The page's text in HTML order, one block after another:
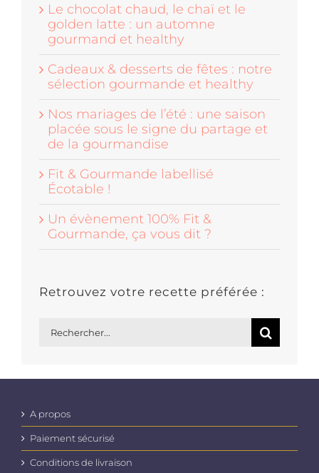
Le chocolat chaud, le chaï et le
golden latte : un automne
gourmand et healthy
Cadeaux & desserts de fêtes : notre
sélection gourmande et healthy
Nos mariages de l’été : une saison
placée sous le signe du partage et
de la gourmandise
Fit & Gourmande labellisé
Écotable !
Un évènement 100% Fit &
Gourmande, ça vous dit ?
Retrouvez votre recette préférée :
A propos
Paiement sécurisé
Conditions de livraison